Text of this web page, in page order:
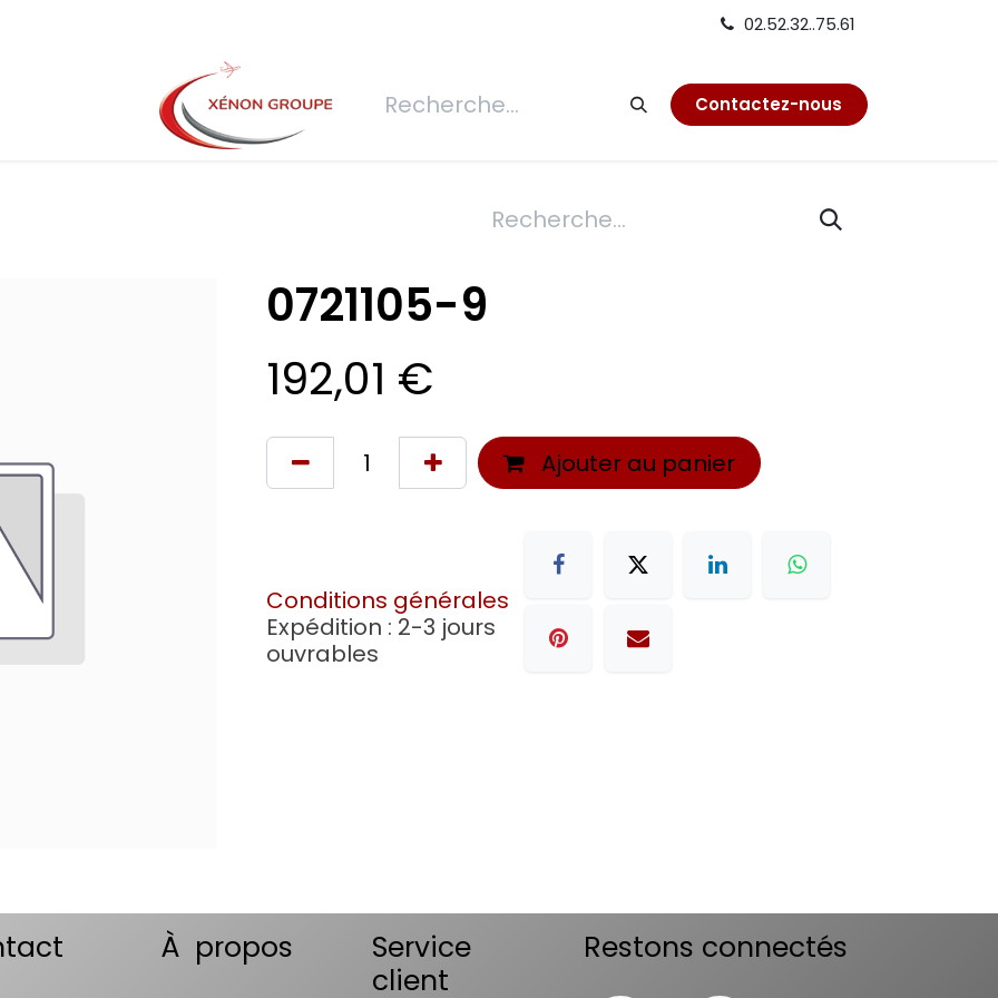
02.52.32..75.61
Demande de devis Connexion Réfection Contactez-nous
0721105-9
192,01 €
Ajouter au panier
Conditions générales
Expédition : 2-3 jours
ouvrables
À propos
Service
client
Restons connectés